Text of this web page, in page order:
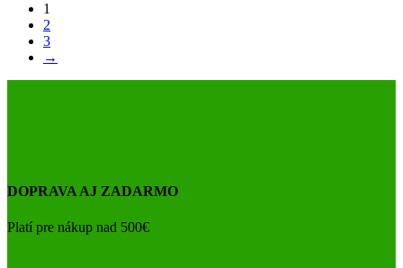
1
2
3
→
DOPRAVA AJ ZADARMO
Platí pre nákup nad 500€